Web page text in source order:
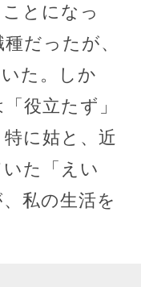
とになっ
だったが、
た。しか
役立たず」
に姑と、近
た「えい
私の生活を